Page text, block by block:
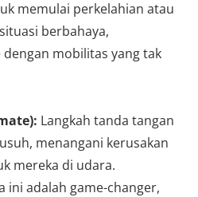
memulai perkelahian atau
berbahaya,
mobilitas yang tak
Langkah tanda tangan
menangani kerusakan
mereka di udara.
ini adalah game-changer,